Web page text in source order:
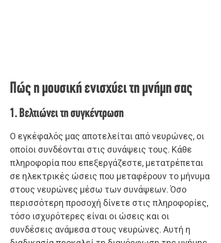
Πώς η μουσική ενισχύει τη μνήμη σας
1. Βελτιώνει τη συγκέντρωση
Ο εγκέφαλός μας αποτελείται από νευρώνες, οι
οποίοι συνδέονται στις συνάψεις τους. Κάθε
πληροφορία που επεξεργάζεστε, μετατρέπεται
σε ηλεκτρικές ώσεις που μεταφέρουν το μήνυμα
στους νευρώνες μέσω των συνάψεων. Όσο
περισσότερη προσοχή δίνετε στις πληροφορίες,
τόσο ισχυρότερες είναι οι ώσεις και οι
συνδέσεις ανάμεσα στους νευρώνες. Αυτή η